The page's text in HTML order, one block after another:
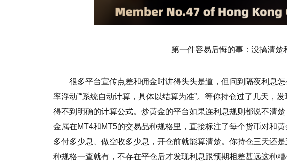
第一件容易后悔的事：没搞清楚
很多平台宣传点差和佣金时讲得头头是道，但问到隔夜利息
率浮动”“系统自动计算，具体以结算为准”。等你持仓过了几天，
得不到明确的计算公式。炒黄金的平台如果连利息规则都说不清
金属在MT4和MT5的交易品种规格里，直接标注了每个货币对和
多付多少息、做空收多少息，开仓前就能算清楚。你持仓三天还
种规格一查就有，不存在平仓后才发现利息跟预期相差甚远这种